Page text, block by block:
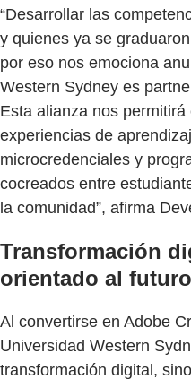
“Desarrollar las
y quienes ya se
por eso nos emociona
Western Sydney es
Esta alianza nos
experiencias de
microcredenciales y
cocreados entre
la comunidad”, afirma
Transformación
orientado al futuro
Al convertirse en Adobe
Universidad Western
transformación digital,